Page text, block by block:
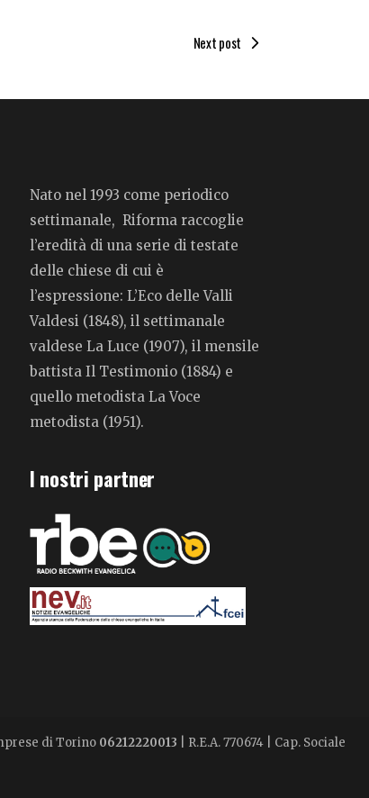
Next post
Nato nel 1993 come periodico
settimanale, Riforma raccoglie
l’eredità di una serie di testate
delle chiese di cui è
l’espressione: L’Eco delle Valli
Valdesi (1848), il settimanale
valdese La Luce (1907), il mensile
battista Il Testimonio (1884) e
quello metodista La Voce
metodista (1951).
I nostri partner
di Torino 06212220013 | R.E.A. 770674 | Cap. Sociale